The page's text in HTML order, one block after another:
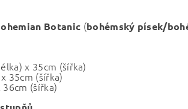
Botanic (bohémský písek/
x 35cm (šířka)
35cm (šířka)
36cm (šířka)